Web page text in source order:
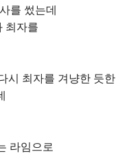
를 썼는데
최자를
시 최자를 겨냥한 듯한
라임으로